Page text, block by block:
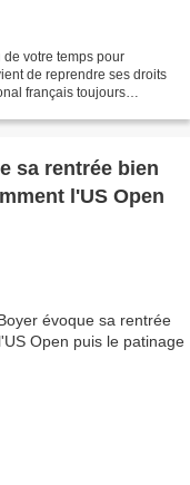
votre temps pour
de reprendre ses droits
français toujours
sa rentrée bien
l'US Open